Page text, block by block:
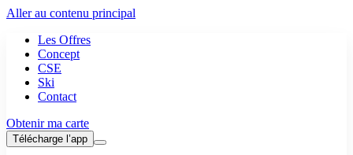
Aller au contenu principal
Les Offres
Concept
CSE
Ski
Contact
Obtenir ma carte
Télécharge l’app